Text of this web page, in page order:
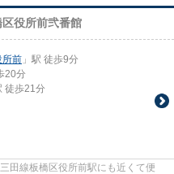
役所前弐番館
所前 」駅 徒歩9分
20分
徒歩21分
田線板橋区役所前駅にも近くて便